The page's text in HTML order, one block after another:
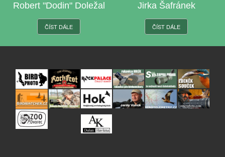
Robert "Dodin" Doležal
ČÍST DÁLE
Jirka Šafránek
ČÍST DÁLE